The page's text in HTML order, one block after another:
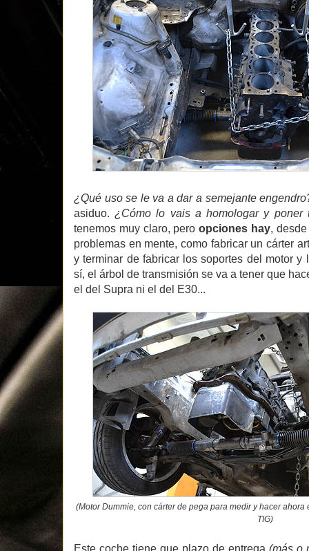
¿Qué uso se le va a dar a semejante
asiduo.¿Cómo lo vais a homologar y poner
tenemos muy claro, peroopciones hay,
problemas en mente, como fabricar un cárter
y terminar de fabricar los soportes del motor y
sí, el árbol de transmisión se va a tener que
el del Supra ni el del E30...
(Motor Dummie, con cárter de pega para medir y hacer
TIG)
Este coche tiene que plazo de entrega (más o